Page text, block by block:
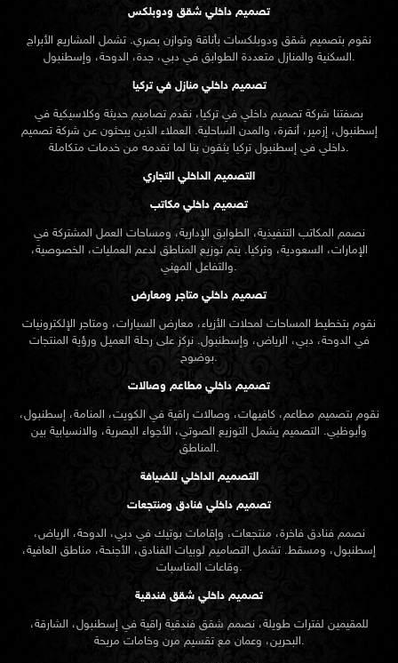
تصميم داخلي شقق ودوبلكس
نقوم بتصميم شقق ودوبلكسات بأناقة وتوازن بصري. تشمل المشاريع الأبراج
السكنية والمنازل متعددة الطوابق في دبي، جدة، الدوحة، وإسطنبول.
تصميم داخلي منازل في تركيا
بصفتنا شركة تصميم داخلي في تركيا، نقدم تصاميم حديثة وكلاسيكية في
إسطنبول، إزمير، أنقرة، والمدن الساحلية. العملاء الذين يبحثون عن شركة تصميم
داخلي في إسطنبولتركيا يثقون بنا لما نقدمه من خدمات متكاملة.
التصميم الداخلي التجاري
تصميم داخلي مكاتب
نصمم المكاتب التنفيذية، الطوابق الإدارية، ومساحات العمل المشتركة في
الإمارات، السعودية، وتركيا. يتم توزيع المناطق لدعم العمليات، الخصوصية،
والتفاعل المهني.
تصميم داخلي متاجر ومعارض
نقوم بتخطيط المساحات لمحلات الأزياء، معارض السيارات، ومتاجر الإلكترونيات
في الدوحة، دبي، الرياض، وإسطنبول. نركز على رحلة العميل ورؤية المنتجات
بوضوح.
تصميم داخلي مطاعم وصالات
نقوم بتصميم مطاعم، كافيهات، وصالات راقية في الكويت، المنامة، إسطنبول،
وأبوظبي. التصميم يشمل التوزيع الصوتي، الأجواء البصرية، والانسيابية بين
المناطق.
التصميم الداخلي للضيافة
تصميم داخلي فنادق ومنتجعات
نصمم فنادق فاخرة، منتجعات، وإقامات بوتيك في دبي، الدوحة، الرياض،
إسطنبول، ومسقط. تشمل التصاميم لوبيات الفنادق، الأجنحة، مناطق العافية،
وقاعات المناسبات.
تصميم داخلي شقق فندقية
للمقيمين لفترات طويلة، نصمم شقق فندقية راقية في إسطنبول، الشارقة،
البحرين، وعمان مع تقسيم مرن وخامات مريحة.